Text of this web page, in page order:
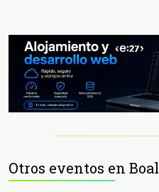
Otros eventos en Boal